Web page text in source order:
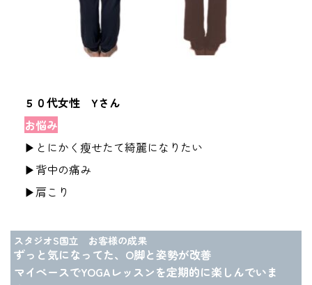
５０代女性 Yさん
お悩み
▶とにかく瘦せたて綺麗になりたい
▶背中の痛み
▶肩こり
スタジオS国立 お客様の成果
ずっと気になってた、О脚と姿勢が改善
マイペースでYOGAレッスンを定期的に楽しんでいま